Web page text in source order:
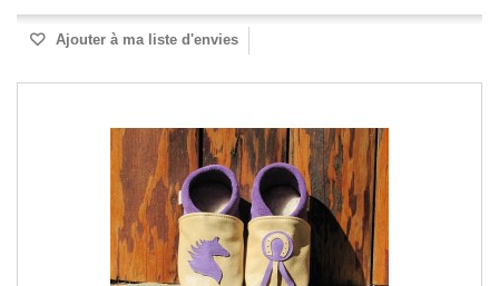
Ajouter à ma liste d'envies